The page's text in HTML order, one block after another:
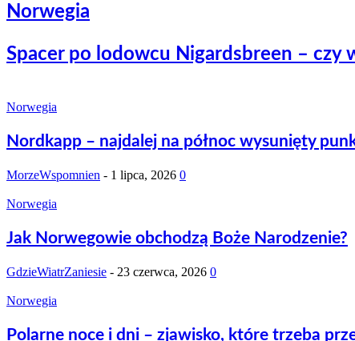
Norwegia
Spacer po lodowcu Nigardsbreen – czy
Norwegia
Nordkapp – najdalej na północ wysunięty
MorzeWspomnien - 1 lipca, 2026 0
Norwegia
Jak Norwegowie obchodzą Boże Narodzenie?
GdzieWiatrZaniesie - 23 czerwca, 2026 0
Norwegia
Polarne noce i dni – zjawisko, które trzeba